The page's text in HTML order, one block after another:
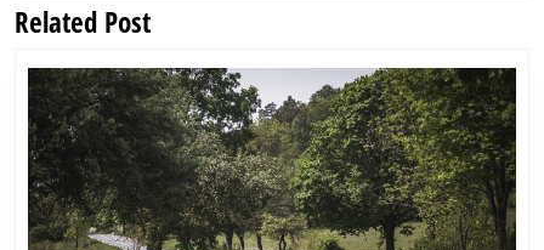
Previous
Related Post